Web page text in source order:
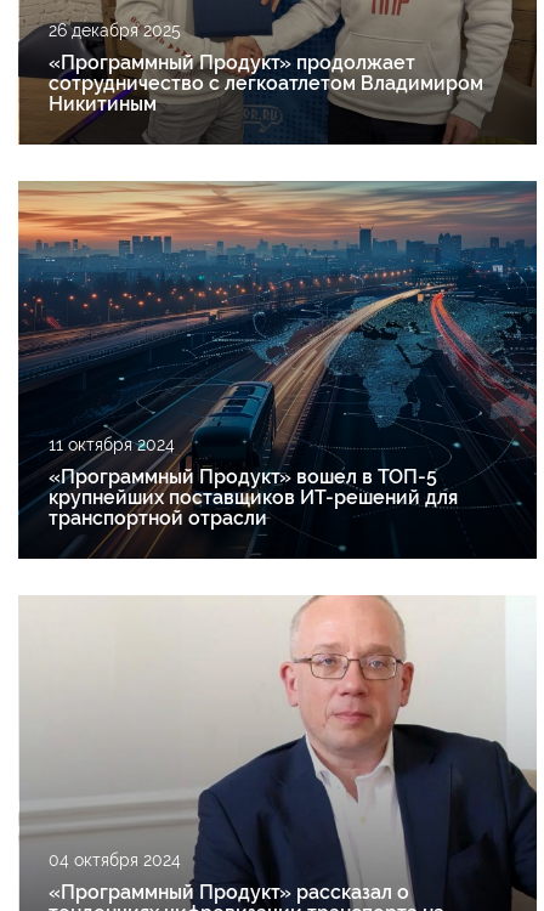
26 декабря 2025
«Программный Продукт» продолжает
сотрудничество с легкоатлетом Владимиром
Никитиным
11 октября 2024
«Программный Продукт» вошел в ТОП-5
крупнейших поставщиков ИТ-решений для
транспортной отрасли
04 октября 2024
«Программный Продукт» рассказал о